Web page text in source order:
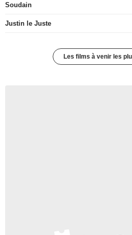
Soudain
Justin le Juste
Les films à venir les